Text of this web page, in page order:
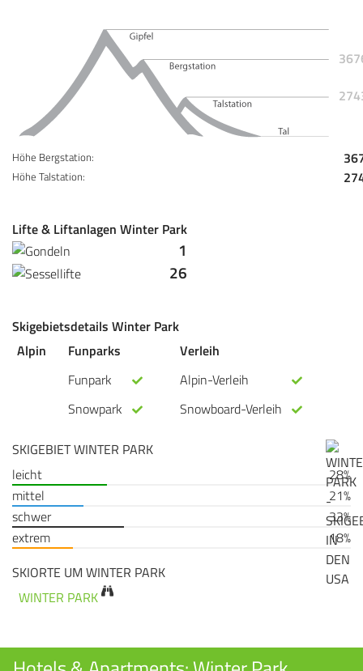
Höhe Bergstation:
Höhe Talstation:
Lifte & Liftanlagen Winter Park
1
26
Skigebietsdetails Winter Park
Alpin
Funparks
Funpark
Snowpark
Verleih
Alpin-Verleih
Snowboard-Verleih
SKIGEBIET WINTER PARK
leicht
28%
mittel
21%
schwer
33%
extrem
18%
SKIORTE UM WINTER PARK
WINTER PARK